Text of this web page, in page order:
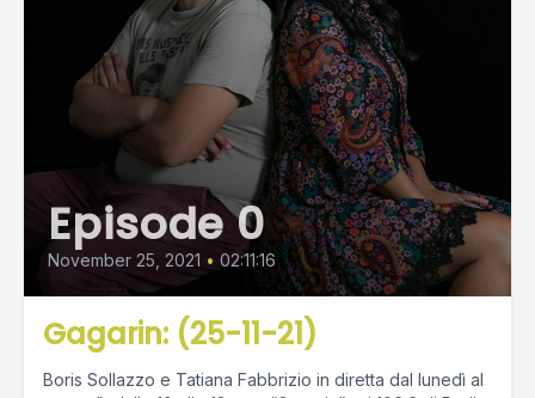
Episode 0
November 25, 2021 • 02:11:16
Gagarin: (25-11-21)
Boris Sollazzo e Tatiana Fabbrizio in diretta dal lunedì al